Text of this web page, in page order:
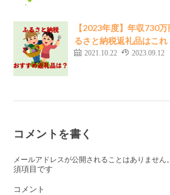
【2023年度】年収730
るさと納税返礼品はこれ
2021.10.22 2023.09.12
コメントを書く
メールアドレスが公開されることはありません。
須項目です
コメント